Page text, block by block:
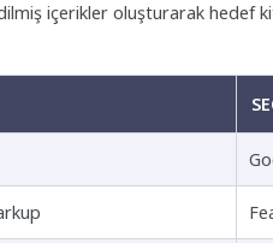
içerikler oluşturarak hedef